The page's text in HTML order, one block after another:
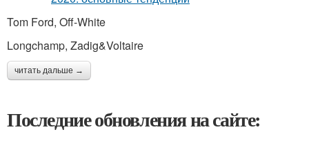
Tom Ford, Off-White
Longchamp, Zadig&Voltaire
читать дальше →
Последние обновления на сайте: